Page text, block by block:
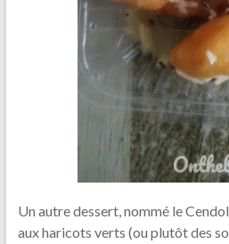
Un autre dessert, nommé le
aux haricots verts (ou plutôt des